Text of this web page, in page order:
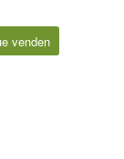
venden